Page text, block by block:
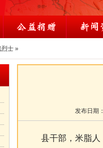
烈士 »
发布日期
县干部，米脂人